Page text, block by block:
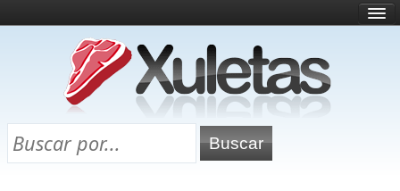
¿Qué es esto?
Directorio
Chuletas para exámenes